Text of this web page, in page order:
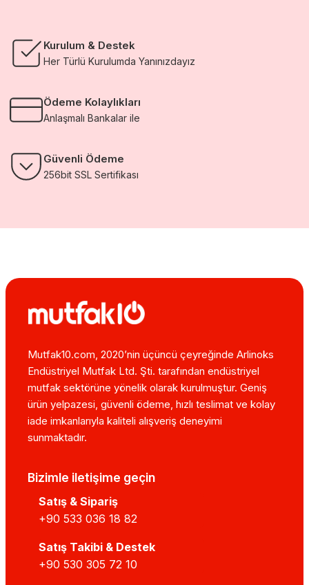
Kurulum & Destek
Her Türlü Kurulumda Yanınızdayız
Ödeme Kolaylıkları
Anlaşmalı Bankalar ile
Güvenli Ödeme
256bit SSL Sertifikası
Mutfak10.com, 2020’nin üçüncü çeyreğinde Arlinoks
Endüstriyel Mutfak Ltd. Şti. tarafından endüstriyel
mutfak sektörüne yönelik olarak kurulmuştur. Geniş
ürün yelpazesi, güvenli ödeme, hızlı teslimat ve kolay
iade imkanlarıyla kaliteli alışveriş deneyimi
sunmaktadır.
Bizimle iletişime geçin
Satış & Sipariş
+90 533 036 18 82
Satış Takibi & Destek
+90 530 305 72 10